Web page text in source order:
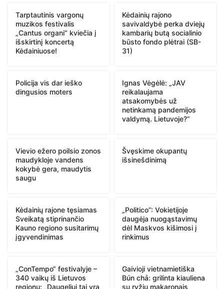
Tarptautinis vargonų
muzikos festivalis
„Cantus organi“ kviečia į
išskirtinį koncertą
Kėdainiuose!
Kėdainių rajono
savivaldybė perka dviejų
kambarių butą socialinio
būsto fondo plėtrai (SB-
31)
Policija vis dar ieško
dingusios moters
Ignas Vėgėlė: „JAV
reikalaujama
atsakomybės už
netinkamą pandemijos
valdymą. Lietuvoje?“
Vievio ežero poilsio zonos
maudykloje vandens
kokybė gera, maudytis
saugu
Švęskime okupantų
išsinešdinimą
Kėdainių rajone tęsiamas
Sveikatą stiprinančio
Kauno regiono susitarimų
įgyvendinimas
„Politico”: Vokietijoje
daugėja nuogąstavimų
dėl Maskvos kišimosi į
rinkimus
„ConTempo“ festivalyje –
340 vaikų iš Lietuvos
regionų: „Daugeliui tai yra
Gaivioji vietnamietiška
Bún chả: grilinta kiauliena
su ryžių makaronais